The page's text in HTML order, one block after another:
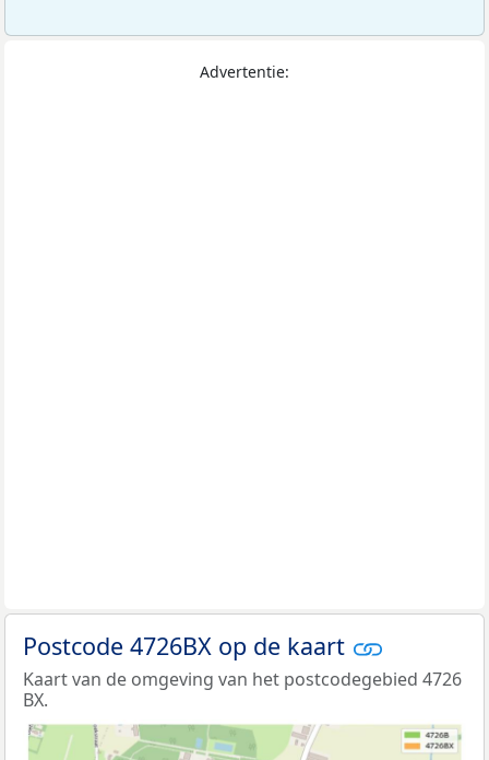
Advertentie:
Postcode 4726BX op de kaart
Kaart van de omgeving van het postcodegebied 4726
BX.